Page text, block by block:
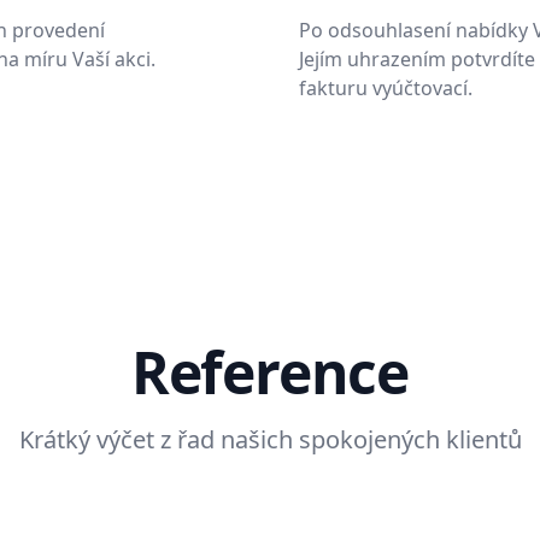
provedení
míru Vaší akci.
Po odsouhlasení nabídky
Jejím uhrazením
fakturu vyúčtovací.
Reference
Krátký výčet z řad našich spokojených klientů